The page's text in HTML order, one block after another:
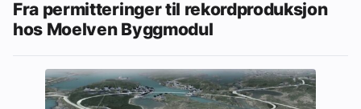
Fra permitteringer til rekordproduksjon
hos Moelven Byggmodul